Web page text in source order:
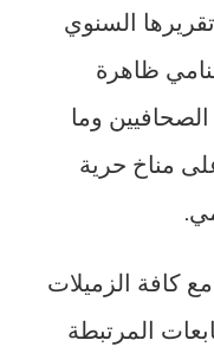
السنوي
ظاهرة
وما
مناخ حرية
كافة الزميلات
المرتبطة